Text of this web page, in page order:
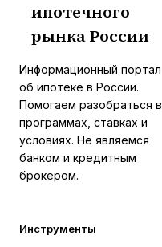
ипотечного
рынка России
Информационный портал
об ипотеке в России.
Помогаем разобраться в
программах, ставках и
условиях. Не являемся
банком и кредитным
брокером.
Инструменты